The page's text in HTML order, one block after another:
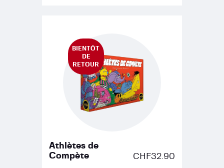
BIENTÔT
DE
RETOUR
Athlètes de
Compète
CHF32.90